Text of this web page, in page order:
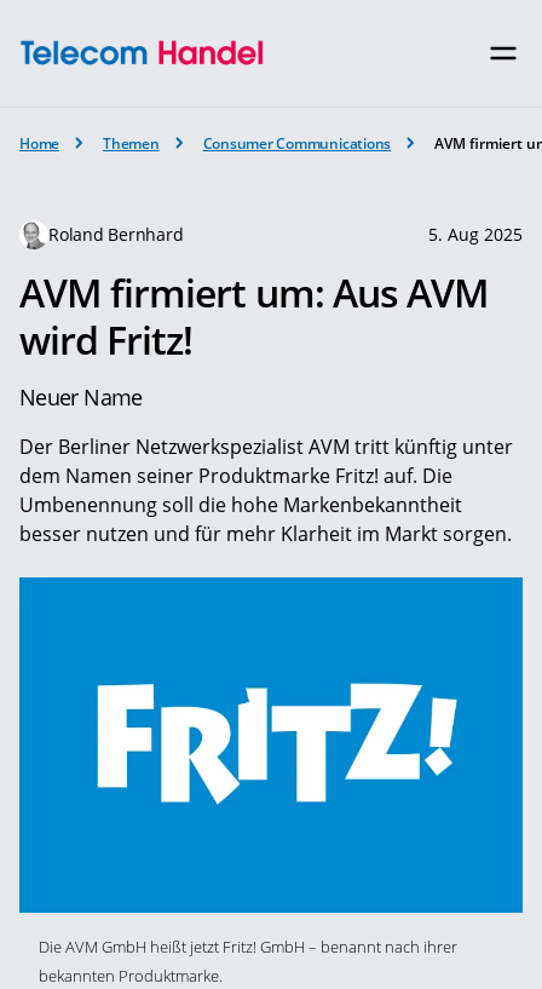
Home Themen Consumer Communications AVM firmiert
Roland Bernhard 5. Aug 2025
AVM firmiert um: Aus AVM
wird Fritz!
Neuer Name
Der Berliner Netzwerkspezialist AVM tritt künftig unter
dem Namen seiner Produktmarke Fritz! auf. Die
Umbenennung soll die hohe Markenbekanntheit
besser nutzen und für mehr Klarheit im Markt sorgen.
Die AVM GmbH heißt jetzt Fritz! GmbH – benannt nach ihrer
bekannten Produktmarke.